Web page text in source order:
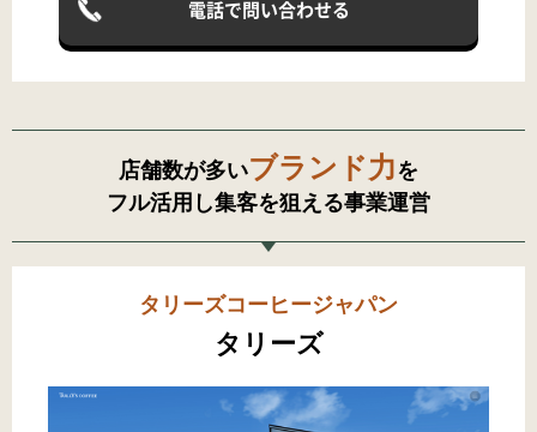
電話で問い合わせる
店舗数が多いブランド力を
フル活用し集客を狙える事業運営
タリーズコーヒージャパン
タリーズ